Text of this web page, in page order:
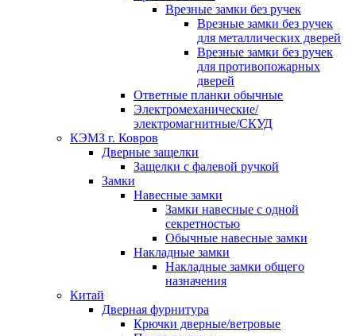
Врезные замки без ручек
Врезные замки без ручек
для металлических дверей
Врезные замки без ручек
для противопожарных
дверей
Ответные планки обычные
Электромеханические/
электромагнитные/СКУД
КЭМЗ г. Ковров
Дверные защелки
Защелки с фалевой ручкой
Замки
Навесные замки
Замки навесные с одной
секретностью
Обычные навесные замки
Накладные замки
Накладные замки общего
назначения
Китай
Дверная фурнитура
Крючки дверные/ветровые